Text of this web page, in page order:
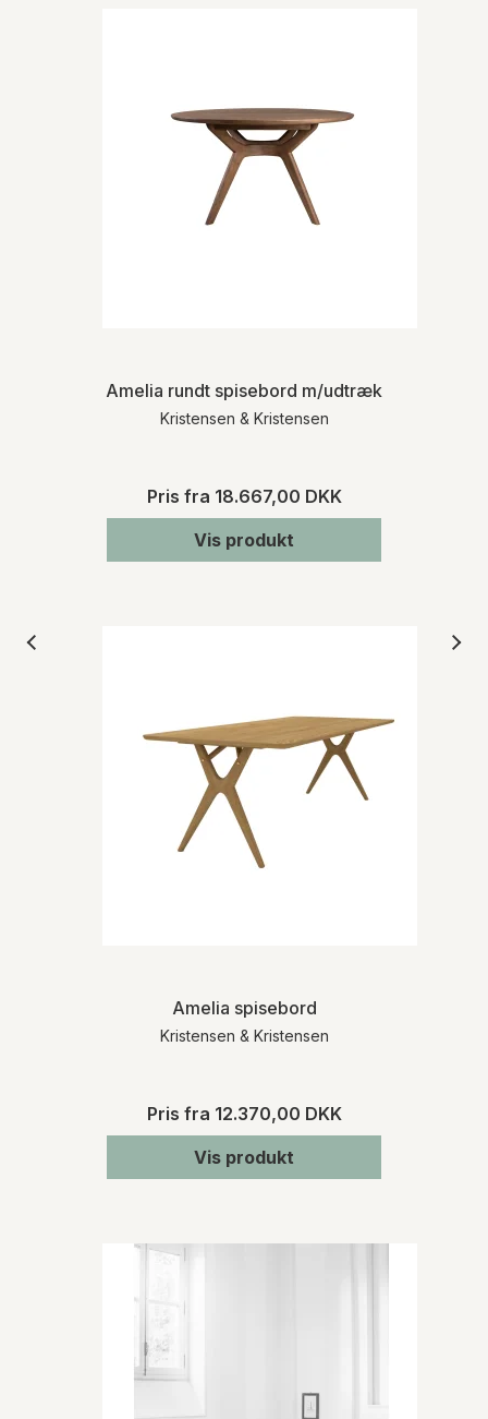
Amelia rundt spisebord m/udtræk
Kristensen & Kristensen
Pris fra 18.667,00 DKK
Vis produkt
Amelia spisebord
Kristensen & Kristensen
Pris fra 12.370,00 DKK
Vis produkt